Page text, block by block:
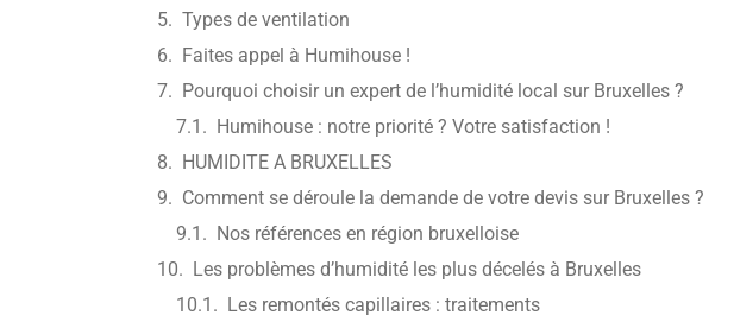
Types de ventilation
Faites appel à Humihouse !
Pourquoi choisir un expert de l’humidité local sur Bruxelles ?
Humihouse : notre priorité ? Votre satisfaction !
HUMIDITE A BRUXELLES
Comment se déroule la demande de votre devis sur Bruxelles ?
Nos références en région bruxelloise
Les problèmes d’humidité les plus décelés à Bruxelles
Les remontés capillaires : traitements